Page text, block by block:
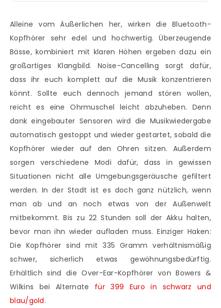
Alleine vom Äußerlichen her, wirken die Bluetooth-
Kopfhörer sehr edel und hochwertig. Überzeugende
Bässe, kombiniert mit klaren Höhen ergeben dazu ein
großartiges Klangbild. Noise-Cancelling sorgt dafür,
dass ihr euch komplett auf die Musik konzentrieren
könnt. Sollte euch dennoch jemand stören wollen,
reicht es eine Ohrmuschel leicht abzuheben. Denn
dank eingebauter Sensoren wird die Musikwiedergabe
automatisch gestoppt und wieder gestartet, sobald die
Kopfhörer wieder auf den Ohren sitzen. Außerdem
sorgen verschiedene Modi dafür, dass in gewissen
Situationen nicht alle Umgebungsgeräusche gefiltert
werden. In der Stadt ist es doch ganz nützlich, wenn
man ab und an noch etwas von der Außenwelt
mitbekommt. Bis zu 22 Stunden soll der Akku halten,
bevor man ihn wieder aufladen muss. Einziger Haken:
Die Kopfhörer sind mit 335 Gramm verhältnismäßig
schwer, sicherlich etwas gewöhnungsbedürftig.
Erhältlich sind die Over-Ear-Kopfhörer von Bowers &
Wilkins bei Alternate für 399 Euro in schwarz und
blau/gold.